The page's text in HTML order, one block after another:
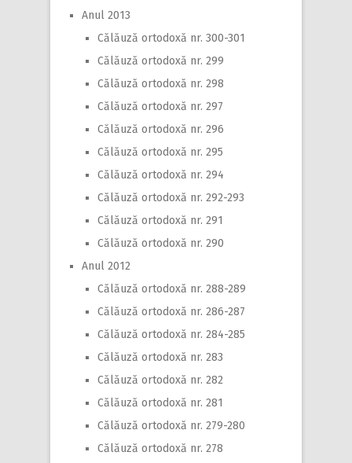
Anul 2013
Călăuză ortodoxă nr. 300-301
Călăuză ortodoxă nr. 299
Călăuză ortodoxă nr. 298
Călăuză ortodoxă nr. 297
Călăuză ortodoxă nr. 296
Călăuză ortodoxă nr. 295
Călăuză ortodoxă nr. 294
Călăuză ortodoxă nr. 292-293
Călăuză ortodoxă nr. 291
Călăuză ortodoxă nr. 290
Anul 2012
Călăuză ortodoxă nr. 288-289
Călăuză ortodoxă nr. 286-287
Călăuză ortodoxă nr. 284-285
Călăuză ortodoxă nr. 283
Călăuză ortodoxă nr. 282
Călăuză ortodoxă nr. 281
Călăuză ortodoxă nr. 279-280
Călăuză ortodoxă nr. 278